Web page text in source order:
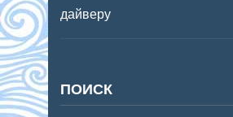
дайверу
ПОИСК